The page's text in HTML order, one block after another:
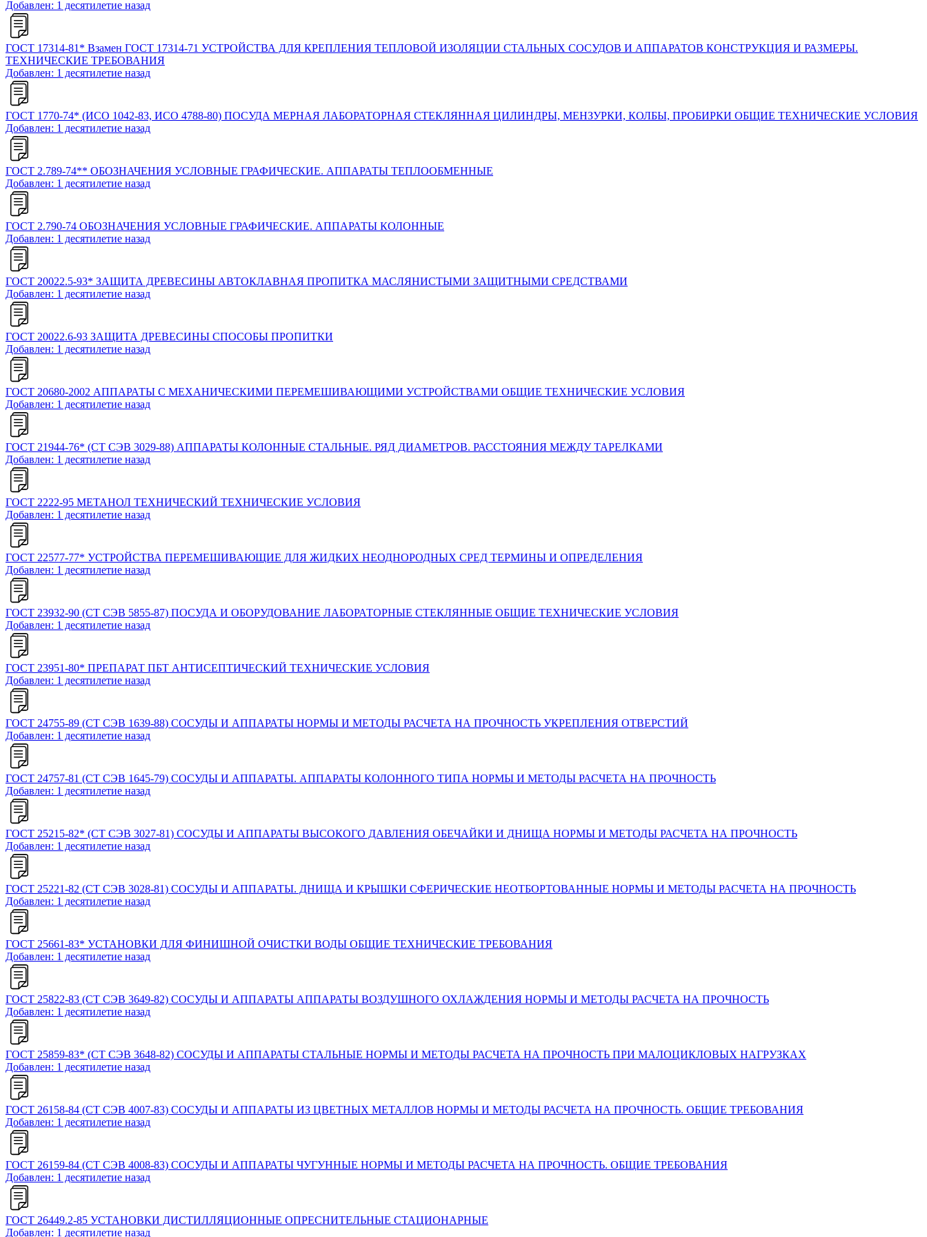
Добавлен: 1 десятилетие назад
ГОСТ 17314-81* Взамен ГОСТ 17314-71 УСТРОЙСТВА ДЛЯ КРЕПЛЕНИЯ ТЕПЛОВОЙ ИЗОЛЯЦИИ СТАЛЬНЫХ СОСУДОВ И АППАРАТОВ КОНСТРУКЦИЯ И РАЗМЕРЫ.
ТЕХНИЧЕСКИЕ ТРЕБОВАНИЯ
Добавлен: 1 десятилетие назад
ГОСТ 1770-74* (ИСО 1042-83, ИСО 4788-80) ПОСУДА МЕРНАЯ ЛАБОРАТОРНАЯ СТЕКЛЯННАЯ ЦИЛИНДРЫ, МЕНЗУРКИ, КОЛБЫ, ПРОБИРКИ ОБЩИЕ ТЕХНИЧЕСКИЕ УСЛОВИЯ
Добавлен: 1 десятилетие назад
ГОСТ 2.789-74** ОБОЗНАЧЕНИЯ УСЛОВНЫЕ ГРАФИЧЕСКИЕ. АППАРАТЫ ТЕПЛООБМЕННЫЕ
Добавлен: 1 десятилетие назад
ГОСТ 2.790-74 ОБОЗНАЧЕНИЯ УСЛОВНЫЕ ГРАФИЧЕСКИЕ. АППАРАТЫ КОЛОННЫЕ
Добавлен: 1 десятилетие назад
ГОСТ 20022.5-93* ЗАЩИТА ДРЕВЕСИНЫ АВТОКЛАВНАЯ ПРОПИТКА МАСЛЯНИСТЫМИ ЗАЩИТНЫМИ СРЕДСТВАМИ
Добавлен: 1 десятилетие назад
ГОСТ 20022.6-93 ЗАЩИТА ДРЕВЕСИНЫ СПОСОБЫ ПРОПИТКИ
Добавлен: 1 десятилетие назад
ГОСТ 20680-2002 АППАРАТЫ С МЕХАНИЧЕСКИМИ ПЕРЕМЕШИВАЮЩИМИ УСТРОЙСТВАМИ ОБЩИЕ ТЕХНИЧЕСКИЕ УСЛОВИЯ
Добавлен: 1 десятилетие назад
ГОСТ 21944-76* (СТ СЭВ 3029-88) АППАРАТЫ КОЛОННЫЕ СТАЛЬНЫЕ. РЯД ДИАМЕТРОВ. РАССТОЯНИЯ МЕЖДУ ТАРЕЛКАМИ
Добавлен: 1 десятилетие назад
ГОСТ 2222-95 МЕТАНОЛ ТЕХНИЧЕСКИЙ ТЕХНИЧЕСКИЕ УСЛОВИЯ
Добавлен: 1 десятилетие назад
ГОСТ 22577-77* УСТРОЙСТВА ПЕРЕМЕШИВАЮЩИЕ ДЛЯ ЖИДКИХ НЕОДНОРОДНЫХ СРЕД ТЕРМИНЫ И ОПРЕДЕЛЕНИЯ
Добавлен: 1 десятилетие назад
ГОСТ 23932-90 (СТ СЭВ 5855-87) ПОСУДА И ОБОРУДОВАНИЕ ЛАБОРАТОРНЫЕ СТЕКЛЯННЫЕ ОБЩИЕ ТЕХНИЧЕСКИЕ УСЛОВИЯ
Добавлен: 1 десятилетие назад
ГОСТ 23951-80* ПРЕПАРАТ ПБТ АНТИСЕПТИЧЕСКИЙ ТЕХНИЧЕСКИЕ УСЛОВИЯ
Добавлен: 1 десятилетие назад
ГОСТ 24755-89 (СТ СЭВ 1639-88) СОСУДЫ И АППАРАТЫ НОРМЫ И МЕТОДЫ РАСЧЕТА НА ПРОЧНОСТЬ УКРЕПЛЕНИЯ ОТВЕРСТИЙ
Добавлен: 1 десятилетие назад
ГОСТ 24757-81 (СТ СЭВ 1645-79) СОСУДЫ И АППАРАТЫ. АППАРАТЫ КОЛОННОГО ТИПА НОРМЫ И МЕТОДЫ РАСЧЕТА НА ПРОЧНОСТЬ
Добавлен: 1 десятилетие назад
ГОСТ 25215-82* (СТ СЭВ 3027-81) СОСУДЫ И АППАРАТЫ ВЫСОКОГО ДАВЛЕНИЯ ОБЕЧАЙКИ И ДНИЩА НОРМЫ И МЕТОДЫ РАСЧЕТА НА ПРОЧНОСТЬ
Добавлен: 1 десятилетие назад
ГОСТ 25221-82 (СТ СЭВ 3028-81) СОСУДЫ И АППАРАТЫ. ДНИЩА И КРЫШКИ СФЕРИЧЕСКИЕ НЕОТБОРТОВАННЫЕ НОРМЫ И МЕТОДЫ РАСЧЕТА НА ПРОЧНОСТЬ
Добавлен: 1 десятилетие назад
ГОСТ 25661-83* УСТАНОВКИ ДЛЯ ФИНИШНОЙ ОЧИСТКИ ВОДЫ ОБЩИЕ ТЕХНИЧЕСКИЕ ТРЕБОВАНИЯ
Добавлен: 1 десятилетие назад
ГОСТ 25822-83 (СТ СЭВ 3649-82) СОСУДЫ И АППАРАТЫ АППАРАТЫ ВОЗДУШНОГО ОХЛАЖДЕНИЯ НОРМЫ И МЕТОДЫ РАСЧЕТА НА ПРОЧНОСТЬ
Добавлен: 1 десятилетие назад
ГОСТ 25859-83* (СТ СЭВ 3648-82) СОСУДЫ И АППАРАТЫ СТАЛЬНЫЕ НОРМЫ И МЕТОДЫ РАСЧЕТА НА ПРОЧНОСТЬ ПРИ МАЛОЦИКЛОВЫХ НАГРУЗКАХ
Добавлен: 1 десятилетие назад
ГОСТ 26158-84 (СТ СЭВ 4007-83) СОСУДЫ И АППАРАТЫ ИЗ ЦВЕТНЫХ МЕТАЛЛОВ НОРМЫ И МЕТОДЫ РАСЧЕТА НА ПРОЧНОСТЬ. ОБЩИЕ ТРЕБОВАНИЯ
Добавлен: 1 десятилетие назад
ГОСТ 26159-84 (СТ СЭВ 4008-83) СОСУДЫ И АППАРАТЫ ЧУГУННЫЕ НОРМЫ И МЕТОДЫ РАСЧЕТА НА ПРОЧНОСТЬ. ОБЩИЕ ТРЕБОВАНИЯ
Добавлен: 1 десятилетие назад
ГОСТ 26449.2-85 УСТАНОВКИ ДИСТИЛЛЯЦИОННЫЕ ОПРЕСНИТЕЛЬНЫЕ СТАЦИОНАРНЫЕ
Добавлен: 1 десятилетие назад